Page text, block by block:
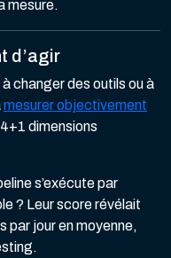
mesure.
d’agir
changer des outils ou à
mesurer objectivement
dimensions
s’exécute par
? Leur score révélait
par jour en moyenne,